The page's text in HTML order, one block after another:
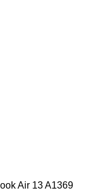
Air 13 A1369